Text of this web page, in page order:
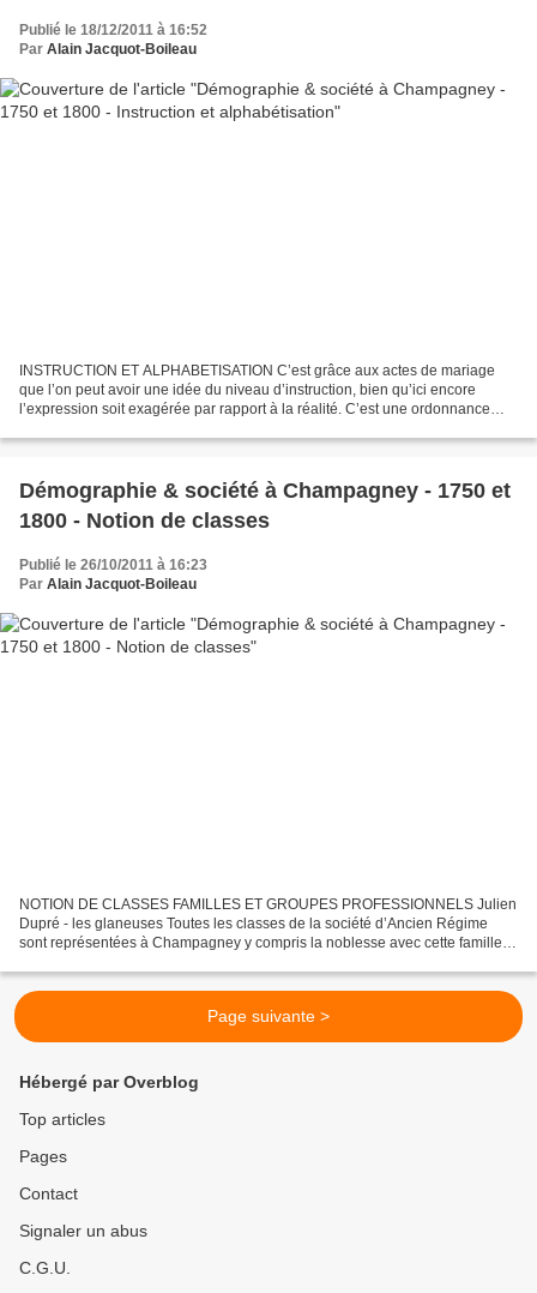
Publié le 18/12/2011 à 16:52
Par Alain Jacquot-Boileau
INSTRUCTION ET ALPHABETISATION C’est grâce aux actes de mariage
que l’on peut avoir une idée du niveau d’instruction, bien qu’ici encore
l’expression soit exagérée par rapport à la réalité. C’est une ordonnance
Démographie & société à Champagney - 1750 et
1800 - Notion de classes
Publié le 26/10/2011 à 16:23
Par Alain Jacquot-Boileau
NOTION DE CLASSES FAMILLES ET GROUPES PROFESSIONNELS Julien
Dupré - les glaneuses Toutes les classes de la société d’Ancien Régime
sont représentées à Champagney y compris la noblesse avec cette famille
Page suivante >
Hébergé par Overblog
Top articles
Pages
Contact
Signaler un abus
C.G.U.